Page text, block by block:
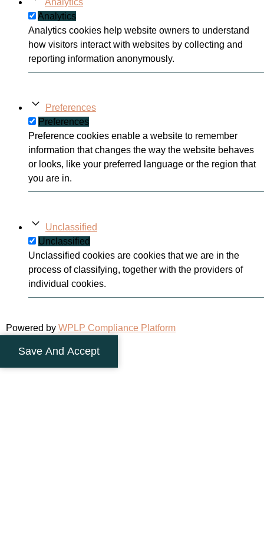
Analytics
Analytics
Analytics cookies help website owners to understand
how visitors interact with websites by collecting and
reporting information anonymously.
Preferences
Preferences
Preference cookies enable a website to remember
information that changes the way the website behaves
or looks, like your preferred language or the region that
you are in.
Unclassified
Unclassified
Unclassified cookies are cookies that we are in the
process of classifying, together with the providers of
individual cookies.
Powered by WPLP Compliance Platform
Save And Accept